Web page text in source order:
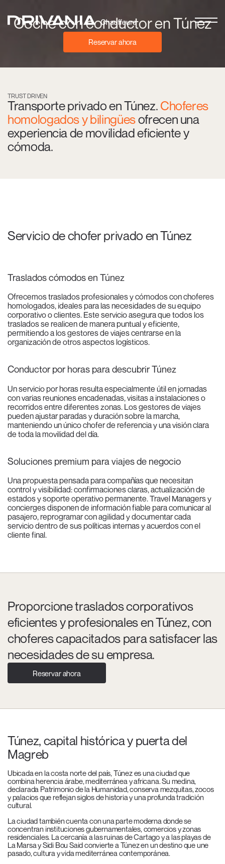
Coche con conductor en Túnez
Reservar ahora
TRUST DRIVEN
Transporte privado en Túnez. Choferes
homologados y bilingüesofrecen una
experiencia de movilidad eficiente y
cómoda.
Servicio de chofer privado en Túnez
Traslados cómodos en Túnez
Ofrecemos traslados profesionales y cómodos con choferes
homologados, ideales para las necesidades de su equipo
corporativo o clientes. Este servicio asegura que todos los
traslados se realicen de manera puntual y eficiente,
permitiendo a los gestores de viajes centrarse en la
organización de otros aspectos logísticos.
Conductor por horas para descubrir Túnez
Un servicio por horas resulta especialmente útil en jornadas
con varias reuniones encadenadas, visitas a instalaciones o
recorridos entre diferentes zonas. Los gestores de viajes
pueden ajustar paradas y duración sobre la marcha,
manteniendo un único chofer de referencia y una visión clara
de toda la movilidad del día.
Soluciones premium para viajes de negocio
Una propuesta pensada para compañías que necesitan
control y visibilidad: confirmaciones claras, actualización de
estados y soporte operativo permanente. Travel Managers y
concierges disponen de información fiable para comunicar al
pasajero, reprogramar con agilidad y documentar cada
servicio dentro de sus políticas internas y acuerdos con el
cliente final.
Proporcione traslados corporativos
eficientes y profesionales en Túnez, con
choferes capacitados para satisfacer las
necesidades de su empresa.
Reservar ahora
Túnez, capital histórica y puerta del
Magreb
Ubicada en la costa norte del país, Túnez es una ciudad que
combina herencia árabe, mediterránea y africana. Su medina,
declarada Patrimonio de la Humanidad, conserva mezquitas, zocos
y palacios que reflejan siglos de historia y una profunda tradición
cultural.
La ciudad también cuenta con una parte moderna donde se
concentran instituciones gubernamentales, comercios y zonas
residenciales. La cercanía a las ruinas de Cartago y a las playas de
La Marsa y Sidi Bou Said convierte a Túnez en un destino que une
pasado, cultura y vida mediterránea contemporánea.